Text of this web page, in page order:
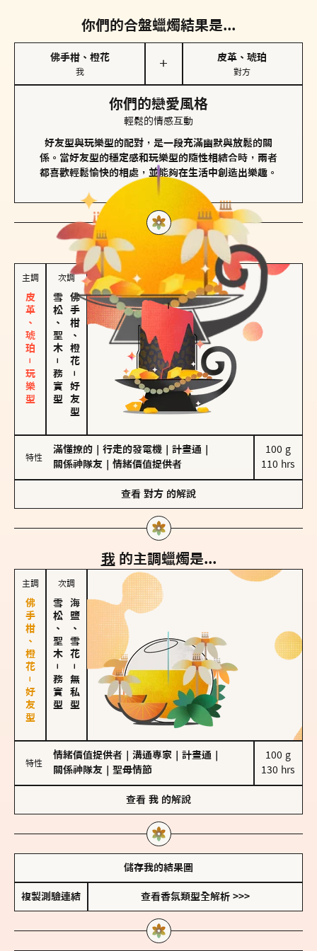
你們的合盤蠟燭結果是...
佛手柑、橙花
我
＋
皮革、琥珀
對方
你們的戀愛風格
輕鬆的情感互動
好友型與玩樂型的配對，是一段充滿幽默與放鬆的關
係。當好友型的穩定感和玩樂型的隨性相結合時，兩者
都喜歡輕鬆愉快的相處，並能夠在生活中創造出樂趣。
對方的主調蠟燭是...
主調
皮革、琥珀－玩樂型
次調
雪松、聖木
－
務實型
佛手柑、橙花
－
好友型
特性
滿懂撩的 行走的發電機 計畫通
關係神隊友
情緒價值提供者
100 g
110 hrs
查看 對方 的解說
我 的主調蠟燭是...
主調
佛手柑、橙花－好友型
次調
雪松、聖木
－
務實型
海鹽、雪花
－
無私型
特性
情緒價值提供者 溝通專家 計畫通
關係神隊友
聖母情節
100 g
130 hrs
查看 我 的解說
儲存我的結果圖
複製測驗連結 查看香氛類型全解析 >>>